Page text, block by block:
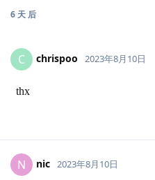
6 天 后
C chrispoo 2023年8月10日
thx
N nic 2023年8月10日